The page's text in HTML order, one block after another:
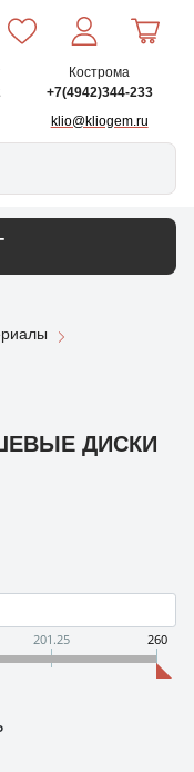
Кострома
+7(4942)344-233
klio@kliogem.ru
ДИСКИ
201.25 260